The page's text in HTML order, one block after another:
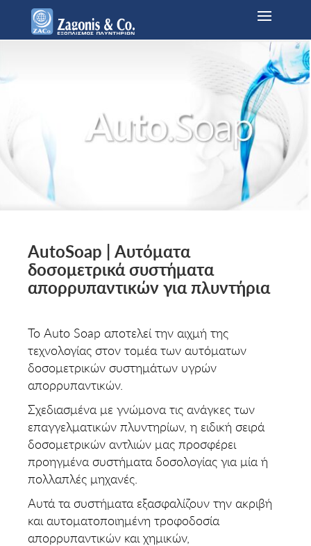
AutoSoap | Αυτόματα
δοσομετρικά συστήματα
απορρυπαντικών για πλυντήρια
Το Auto Soap αποτελεί την αιχμή της
τεχνολογίας στον τομέα των αυτόματων
δοσομετρικών συστημάτων υγρών
απορρυπαντικών.
Σχεδιασμένα με γνώμονα τις ανάγκες των
επαγγελματικών πλυντηρίων, η ειδική σειρά
δοσομετρικών αντλιών μας προσφέρει
προηγμένα συστήματα δοσολογίας για μία ή
πολλαπλές μηχανές.
Αυτά τα συστήματα εξασφαλίζουν την ακριβή
και αυτοματοποιημένη τροφοδοσία
απορρυπαντικών και χημικών,